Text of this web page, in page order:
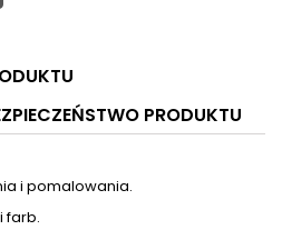
PRODUKTU
i pomalowania.
farb.